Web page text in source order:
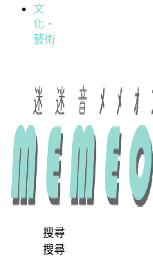
文
化・
藝術
搜尋
搜尋